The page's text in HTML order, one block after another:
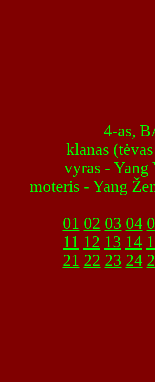
4-as,
klanas
vyras - Yang
moteris - Yang
01 02 03 04
11 12 13 14
21 22 23 24